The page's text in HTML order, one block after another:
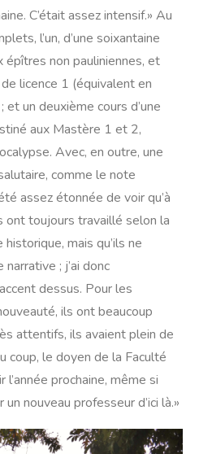
C’était assez intensif.» Au
l’un, d’une soixantaine
épîtres non pauliniennes, et
licence 1 (équivalent en
un deuxième cours d’une
aux Mastère 1 et 2,
Avec, en outre, une
comme le note
assez étonnée de voir qu’à
ont toujours travaillé selon la
mais qu’ils ne
narrative ; j’ai donc
dessus. Pour les
ils ont beaucoup
attentifs, ils avaient plein de
coup, le doyen de la Faculté
l’année prochaine, même si
nouveau professeur d’ici là.»